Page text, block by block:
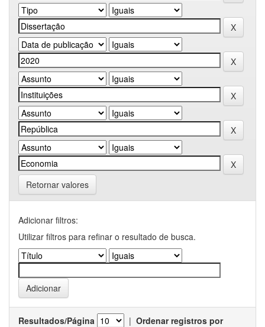
Retornar valores
Adicionar filtros:
Utilizar filtros para refinar o resultado de busca.
Resultados/Página | Ordenar registros por